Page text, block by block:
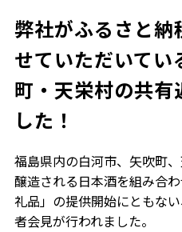
弊社がふるさと納
せていただいてい
町・天栄村の共有
した！
福島県内の白河市、矢吹町
醸造される日本酒を組み合
礼品」の提供開始にともな
者会見が行われました。